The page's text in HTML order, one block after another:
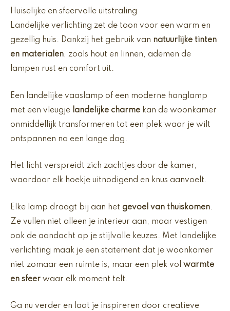
Huiselijke en sfeervolle uitstraling
Landelijke verlichting zet de toon voor een warm en
gezellig huis. Dankzij het gebruik van natuurlijke tinten
en materialen, zoals hout en linnen, ademen de
lampen rust en comfort uit.
Een landelijke vaaslamp of een moderne hanglamp
met een vleugje landelijke charme kan de woonkamer
onmiddellijk transformeren tot een plek waar je wilt
ontspannen na een lange dag.
Het licht verspreidt zich zachtjes door de kamer,
waardoor elk hoekje uitnodigend en knus aanvoelt.
Elke lamp draagt bij aan het gevoel van thuiskomen.
Ze vullen niet alleen je interieur aan, maar vestigen
ook de aandacht op je stijlvolle keuzes. Met landelijke
verlichting maak je een statement dat je woonkamer
niet zomaar een ruimte is, maar een plek vol warmte
en sfeer waar elk moment telt.
Ga nu verder en laat je inspireren door creatieve